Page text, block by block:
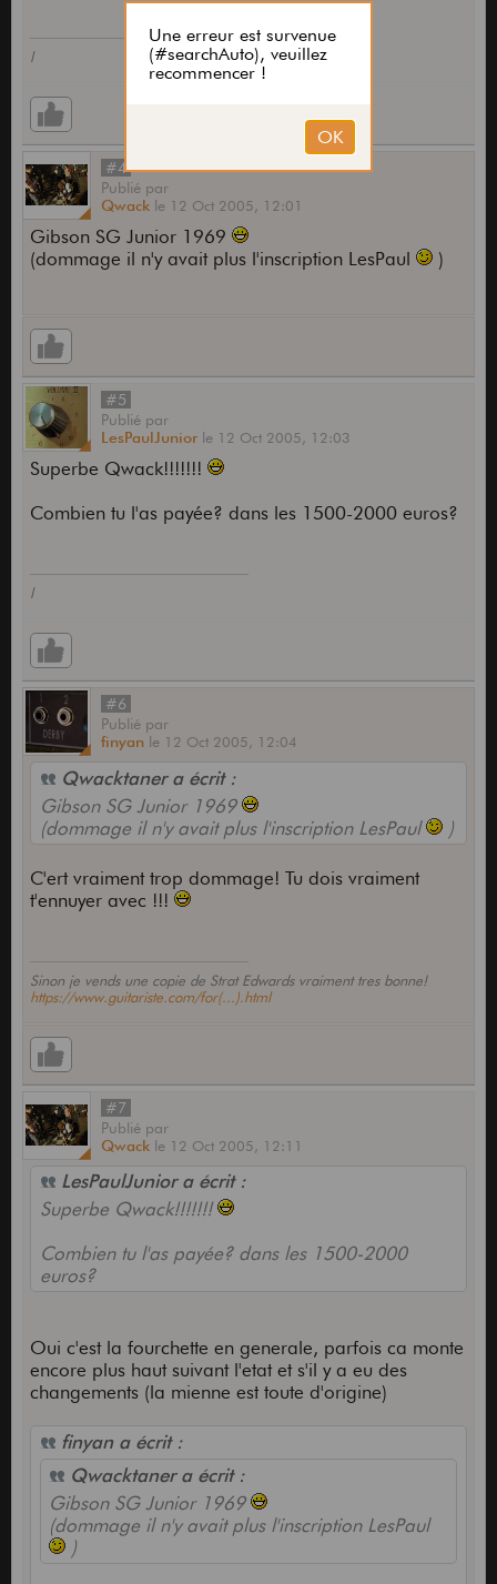
l
#4
Publié par
Qwack le 12 Oct 2005, 12:01
Gibson SG Junior 1969
(dommage il n'y avait plus l'inscription LesPaul
)
#5
Publié par
LesPaulJunior le 12 Oct 2005, 12:03
Superbe Qwack!!!!!!!
Combien tu l'as payée? dans les 1500-2000 euros?
l
#6
Publié par
finyan le 12 Oct 2005, 12:04
Qwacktaner a écrit :
Gibson SG Junior 1969
(dommage il n'y avait plus l'inscription LesPaul
)
C'ert vraiment trop dommage! Tu dois vraiment
t'ennuyer avec !!!
Sinon je vends une copie de Strat Edwards vraiment tres bonne!
https://www.guitariste.com/for(...).html
#7
Publié par
Qwack le 12 Oct 2005, 12:11
LesPaulJunior a écrit :
Superbe Qwack!!!!!!!
Combien tu l'as payée? dans les 1500-2000
euros?
Oui c'est la fourchette en generale, parfois ca monte
encore plus haut suivant l'etat et s'il y a eu des
changements (la mienne est toute d'origine)
finyan a écrit :
Qwacktaner a écrit :
Gibson SG Junior 1969
(dommage il n'y avait plus l'inscription LesPaul
)